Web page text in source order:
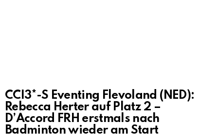
CCI3*-S Eventing Flevoland (NED):
Rebecca Herter auf Platz 2 –
D’Accord FRH erstmals nach
Badminton wieder am Start